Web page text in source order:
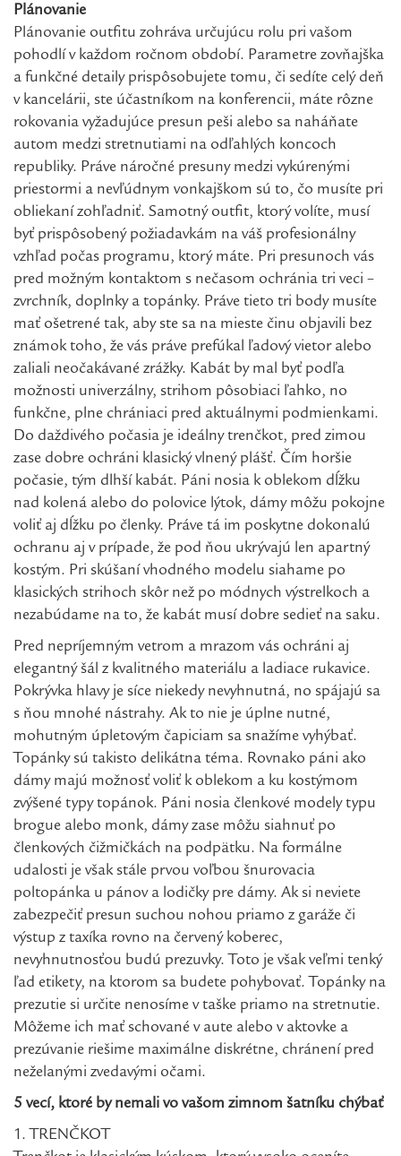
Plánovanie
Plánovanie outfitu zohráva určujúcu rolu pri vašom
pohodlí v každom ročnom období. Parametre zovňajška
a funkčné detaily prispôsobujete tomu, či sedíte celý deň
v kancelárii, ste účastníkom na konferencii, máte rôzne
rokovania vyžadujúce presun peši alebo sa naháňate
autom medzi stretnutiami na odľahlých koncoch
republiky. Práve náročné presuny medzi vykúrenými
priestormi a nevľúdnym vonkajškom sú to, čo musíte pri
obliekaní zohľadniť. Samotný outfit, ktorý volíte, musí
byť prispôsobený požiadavkám na váš profesionálny
vzhľad počas programu, ktorý máte. Pri presunoch vás
pred možným kontaktom s nečasom ochránia tri veci –
zvrchník, doplnky a topánky. Práve tieto tri body musíte
mať ošetrené tak, aby ste sa na mieste činu objavili bez
známok toho, že vás práve prefúkal ľadový vietor alebo
zaliali neočakávané zrážky. Kabát by mal byť podľa
možnosti univerzálny, strihom pôsobiaci ľahko, no
funkčne, plne chrániaci pred aktuálnymi podmienkami.
Do daždivého počasia je ideálny trenčkot, pred zimou
zase dobre ochráni klasický vlnený plášť. Čím horšie
počasie, tým dlhší kabát. Páni nosia k oblekom dĺžku
nad kolená alebo do polovice lýtok, dámy môžu pokojne
voliť aj dĺžku po členky. Práve tá im poskytne dokonalú
ochranu aj v prípade, že pod ňou ukrývajú len apartný
kostým. Pri skúšaní vhodného modelu siahame po
klasických strihoch skôr než po módnych výstrelkoch a
nezabúdame na to, že kabát musí dobre sedieť na saku.
Pred nepríjemným vetrom a mrazom vás ochráni aj
elegantný šál z kvalitného materiálu a ladiace rukavice.
Pokrývka hlavy je síce niekedy nevyhnutná, no spájajú sa
s ňou mnohé nástrahy. Ak to nie je úplne nutné,
mohutným úpletovým čapiciam sa snažíme vyhýbať.
Topánky sú takisto delikátna téma. Rovnako páni ako
dámy majú možnosť voliť k oblekom a ku kostýmom
zvýšené typy topánok. Páni nosia členkové modely typu
brogue alebo monk, dámy zase môžu siahnuť po
členkových čižmičkách na podpätku. Na formálne
udalosti je však stále prvou voľbou šnurovacia
poltopánka u pánov a lodičky pre dámy. Ak si neviete
zabezpečiť presun suchou nohou priamo z garáže či
výstup z taxíka rovno na červený koberec,
nevyhnutnosťou budú prezuvky. Toto je však veľmi tenký
ľad etikety, na ktorom sa budete pohybovať. Topánky na
prezutie si určite nenosíme v taške priamo na stretnutie.
Môžeme ich mať schované v aute alebo v aktovke a
prezúvanie riešime maximálne diskrétne, chránení pred
neželanými zvedavými očami.
5 vecí, ktoré by nemali vo vašom zimnom šatníku chýbať
1. TRENČKOT